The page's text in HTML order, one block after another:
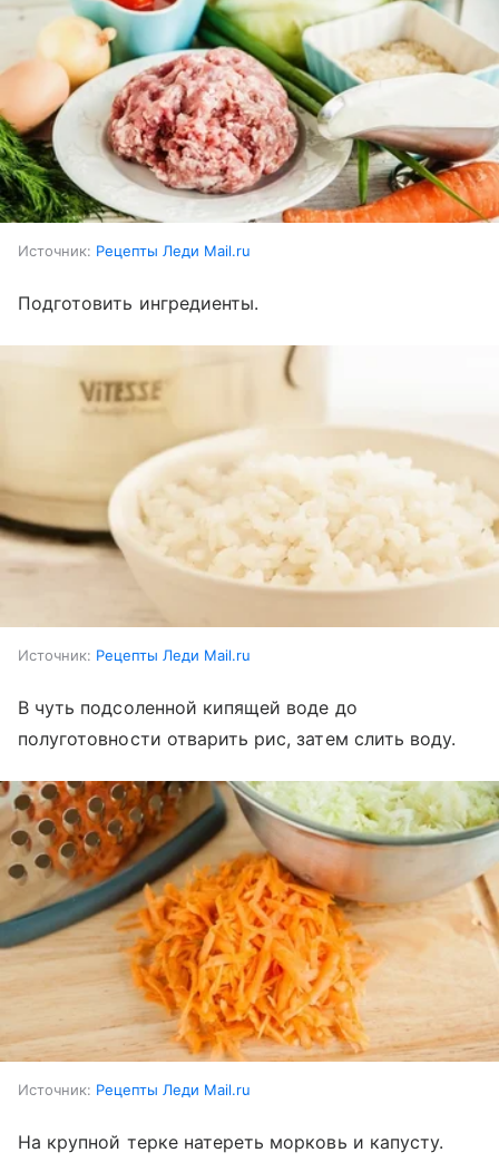
Источник: Рецепты Леди Mail.ru
Подготовить ингредиенты.
Источник: Рецепты Леди Mail.ru
В чуть подсоленной кипящей воде до
полуготовности отварить рис, затем слить воду.
Источник: Рецепты Леди Mail.ru
На крупной терке натереть морковь и капусту.